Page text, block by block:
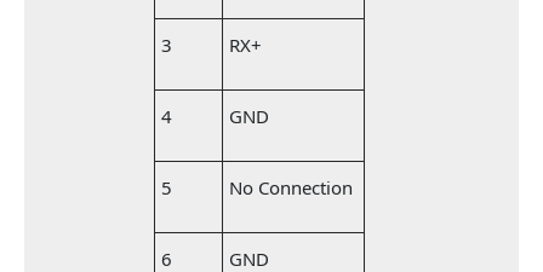
3 RX+
4 GND
5 No Connection
6 GND